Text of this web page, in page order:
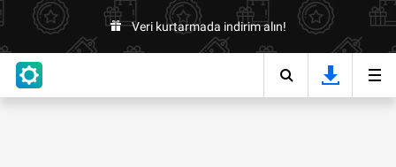
Veri kurtarmada indirim alın!